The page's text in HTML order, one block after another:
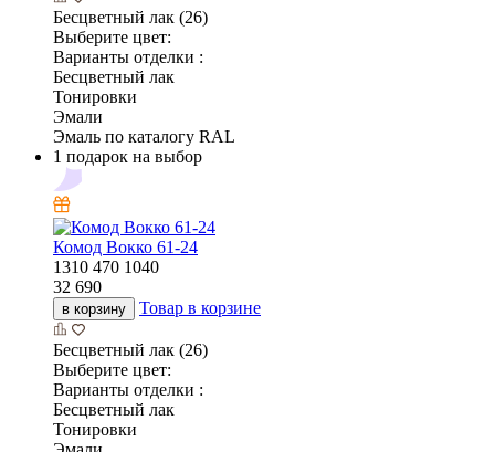
Бесцветный лак (26)
Выберите цвет:
Варианты отделки :
Бесцветный лак
Тонировки
Эмали
Эмаль по каталогу RAL
1 подарок на выбор
Комод Вокко 61-24
1310 470 1040
32 690
в корзину Товар в корзине
Бесцветный лак (26)
Выберите цвет:
Варианты отделки :
Бесцветный лак
Тонировки